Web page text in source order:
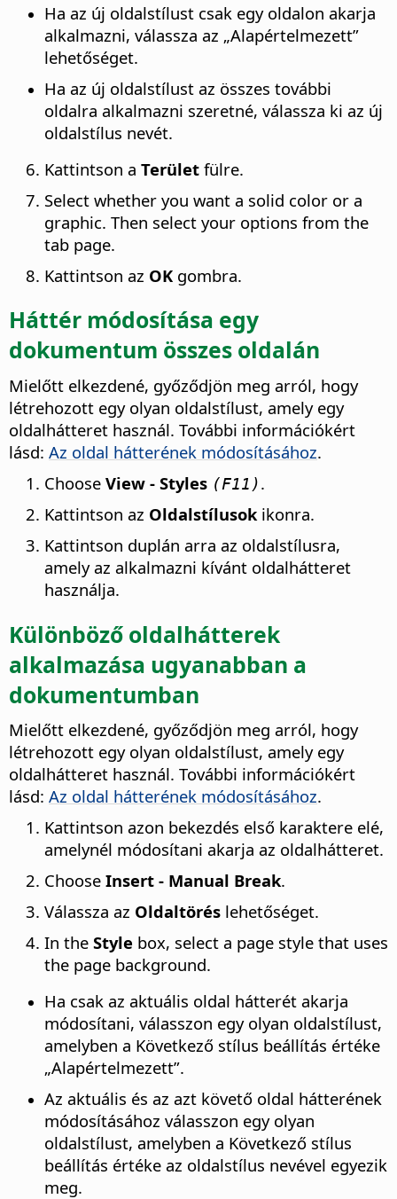
Ha az új oldalstílust csak egy oldalon akarja
alkalmazni, válassza az „Alapértelmezett”
lehetőséget.
Ha az új oldalstílust az összes további
oldalra alkalmazni szeretné, válassza ki az új
oldalstílus nevét.
Kattintson a Terület fülre.
Select whether you want a solid color or a
graphic. Then select your options from the
tab page.
Kattintson az OK gombra.
Háttér módosítása egy
dokumentum összes oldalán
Mielőtt elkezdené, győződjön meg arról, hogy
létrehozott egy olyan oldalstílust, amely egy
oldalhátteret használ. További információkért
lásd: Az oldal hátterének módosításához.
Choose View - Styles (F11).
Kattintson az Oldalstílusok ikonra.
Kattintson duplán arra az oldalstílusra,
amely az alkalmazni kívánt oldalhátteret
használja.
Különböző oldalhátterek
alkalmazása ugyanabban a
dokumentumban
Mielőtt elkezdené, győződjön meg arról, hogy
létrehozott egy olyan oldalstílust, amely egy
oldalhátteret használ. További információkért
lásd: Az oldal hátterének módosításához.
Kattintson azon bekezdés első karaktere elé,
amelynél módosítani akarja az oldalhátteret.
Choose Insert - Manual Break.
Válassza az Oldaltörés lehetőséget.
In the Style box, select a page style that uses
the page background.
Ha csak az aktuális oldal hátterét akarja
módosítani, válasszon egy olyan oldalstílust,
amelyben a Következő stílus beállítás értéke
„Alapértelmezett”.
Az aktuális és az azt követő oldal hátterének
módosításához válasszon egy olyan
oldalstílust, amelyben a Következő stílus
beállítás értéke az oldalstílus nevével egyezik
meg.